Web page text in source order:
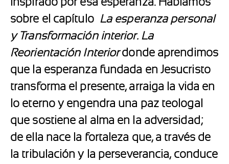
sobre el capítulo La esperanza personal
y Transformación interior. La
Reorientación Interiordonde aprendimos
que la esperanza fundada en Jesucristo
transforma el presente, arraiga la vida en
lo eterno y engendra una paz teologal
que sostiene al alma en la adversidad;
de ella nace la fortaleza que, a través de
la tribulación y la perseverancia, conduce